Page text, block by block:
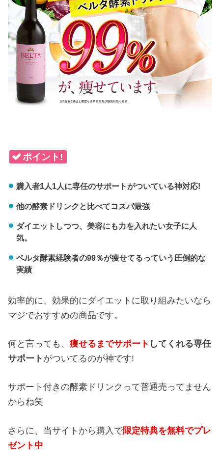
ポイント!
購入者1人1人に専任のサポートがついている神対応!
他の酵素ドリンクと比べてコスパ最強
ダイエットしつつ、美容にも力を入れたい女子に人
気。
ベルタ酵素経験者の99％が痩せてるっていう圧倒的な
実績
効率的に、効果的にダイエットに取り組みたいなら
マジでおすすめの商品です。
何と言っても、痩せるまでサポート してくれる専任
サポート がついてるのが神です!
サポート付きの酵素ドリンクって普通売ってません
からね笑
さらに、当サイトから購入で限定特典を無料でプレ
ゼント中